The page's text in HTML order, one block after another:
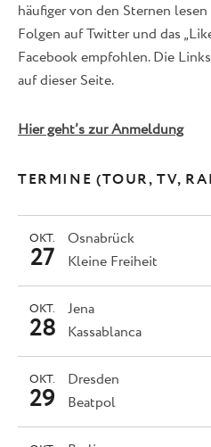
häufiger von den Sternen
Folgen auf Twitter und das
Facebook empfohlen. Die
auf dieser Seite.
Hier geht’s zur Anmeldung
TERMINE (TOUR, TV,
Osnabrück
OKT.
27 Kleine Freiheit
Jena
OKT.
28 Kassablanca
Dresden
OKT.
29 Beatpol